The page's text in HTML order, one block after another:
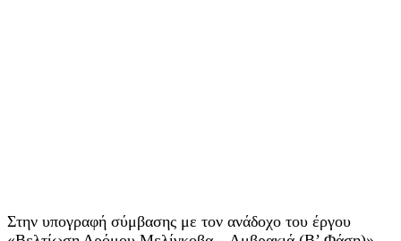
Στην υπογραφή σύμβασης με τον ανάδοχο του έργου